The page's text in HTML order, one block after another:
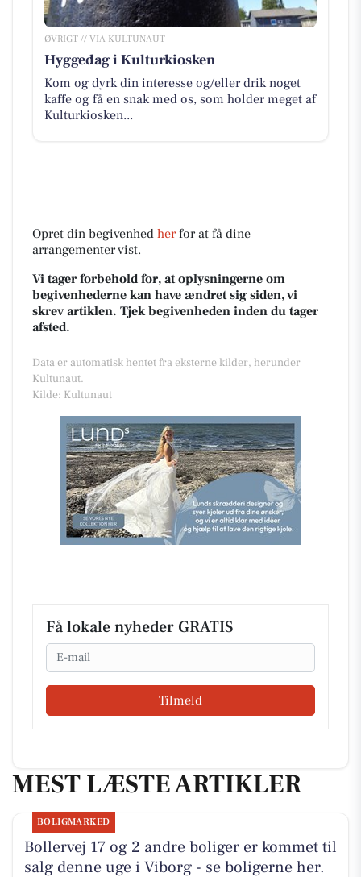
ØVRIGT // VIA KULTUNAUT
Hyggedag i Kulturkiosken
Kom og dyrk din interesse og/eller drik noget
kaffe og få en snak med os, som holder meget af
Kulturkiosken...
Opret din begivenhed herfor at få dine
arrangementer vist.
Vi tager forbehold for, at oplysningerne om
begivenhederne kan have ændret sig siden, vi
skrev artiklen. Tjek begivenheden inden du tager
afsted.
Data er automatisk hentet fra eksterne kilder, herunder
Kultunaut.
Kilde: Kultunaut
Få lokale nyheder GRATIS
Email
Tilmeld
MEST LÆSTE ARTIKLER
BOLIGMARKED
Bollervej 17 og 2 andre boliger er kommet til
salg denne uge i Viborg - se boligerne her.